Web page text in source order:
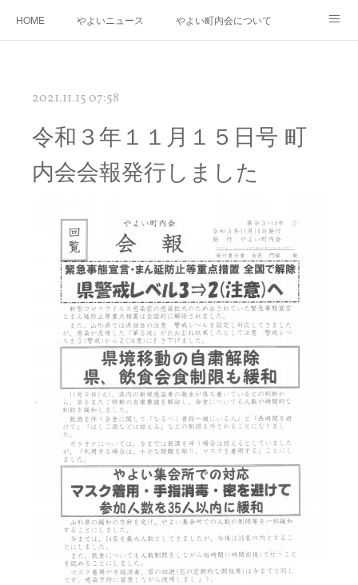
HOME やよいニュース やよい町内会について
桃の花さく やよい再生プロジェクト
やよいギャラリー リンク
2021.11.15 07:58
令和３年１１月１５日号 町
内会会報発行しました